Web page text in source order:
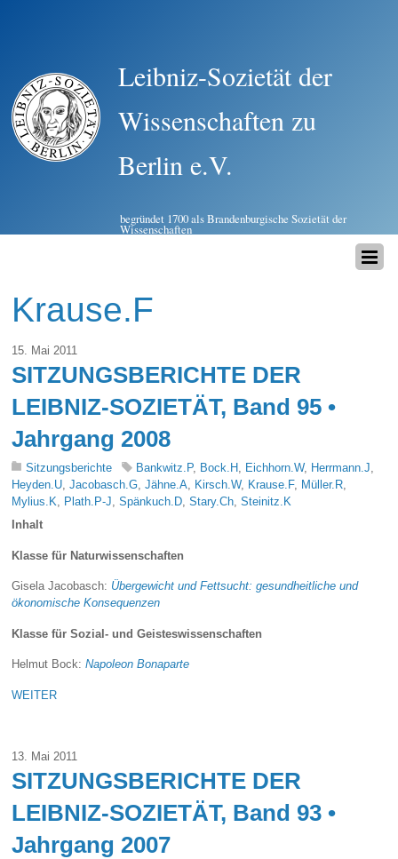
Leibniz-Sozietät der
Wissenschaften zu
Berlin e.V.
begründet 1700 als Brandenburgische Sozietät der
Wissenschaften
Krause.F
15. Mai 2011
SITZUNGSBERICHTE DER
LEIBNIZ-SOZIETÄT, Band 95 •
Jahrgang 2008
Sitzungsberichte Bankwitz.P, Bock.H , Eichhorn.W, Herrmann.J,
Heyden.U,Jacobasch.G,Jähne.A, Kirsch.W, Krause.F, Müller.R,
Mylius.K, Plath.P-J,Spänkuch.D,Stary.Ch,Steinitz.K
Inhalt
Klasse für Naturwissenschaften
Gisela Jacobasch: Übergewicht und Fettsucht: gesundheitliche und
ökonomische Konsequenzen
Klasse für Sozial- und Geisteswissenschaften
Helmut Bock:Napoleon Bonaparte
WEITER
13. Mai 2011
SITZUNGSBERICHTE DER
LEIBNIZ-SOZIETÄT, Band 93 •
Jahrgang 2007